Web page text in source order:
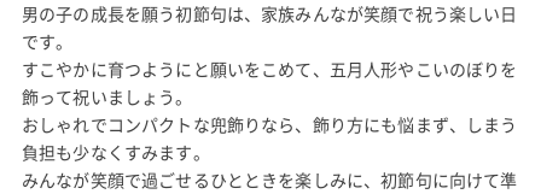
男の子の成長を願う初節句は、家族みんなが笑顔で祝う楽しい日
です。
すこやかに育つようにと願いをこめて、五月人形やこいのぼりを
飾って祝いましょう。
おしゃれでコンパクトな兜飾りなら、飾り方にも悩まず、しまう
負担も少なくすみます。
みんなが笑顔で過ごせるひとときを楽しみに、初節句に向けて準